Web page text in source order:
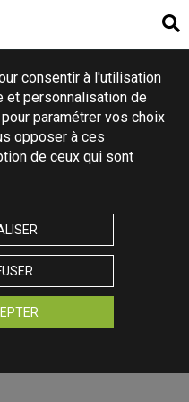
consentir à l'utilisation
et personnalisation de
paramétrer vos choix
opposer à ces
de ceux qui sont